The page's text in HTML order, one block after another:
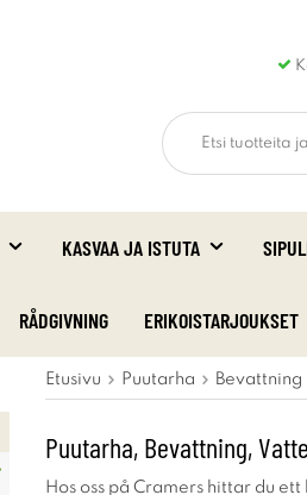
KASVAA JA ISTUTA
RÅDGIVNING ERIKOISTARJOUKSET
Etusivu Puutarha Bevattning
Puutarha, Bevattning,
Hos oss på Cramers hittar du